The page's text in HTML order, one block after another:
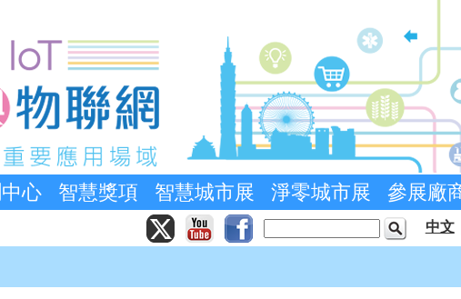
心 智慧獎項 智慧城市展 淨零城市展 參展廠
中文｜